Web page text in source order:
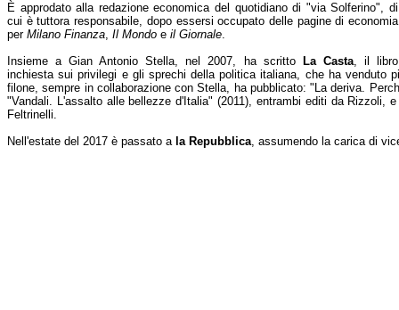
È approdato alla redazione economica del quotidiano di "via Solferino", di
cui è tuttora responsabile, dopo essersi occupato delle pagine di economia
per Milano Finanza, Il Mondo e il Giornale.
Insieme a Gian Antonio Stella, nel 2007, ha scritto
La Casta, il libro
inchiesta sui privilegi e gli sprechi della politica italiana, che ha venduto
filone, sempre in collaborazione con Stella, ha pubblicato: "La deriva.
"Vandali. L'assalto alle bellezze d'Italia" (2011), entrambi editi da Rizzoli,
Feltrinelli.
Nell'estate del 2017 è passato a la Repubblica, assumendo la carica di